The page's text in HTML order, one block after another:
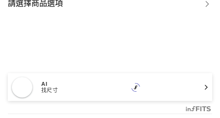
請選擇商品選項
AI
找尺寸